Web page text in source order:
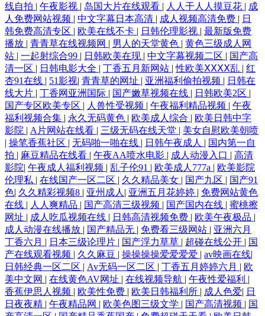
线自拍 | 午夜影视 | 岛国大片在线观看 | 人人干人人摸豆花 | 成
人免费网站视频 | 中文字幕日本高清 | 成人视频高清免费 | 日
韩免费高清专区 | 欧美在线不卡 | 日韩伦理影视 | 最新版免费
播放 | 青青草在线视频网 | 男人的天堂黄色 | 黄色三级成人网
站 | 一起射综合99 | 日韩欧美在现 | 中文字幕视频二区 | 国产高
清一区 | 日韩电影大全 | 丁香五月新网站 |性欧美ⅩⅩⅩⅩ乱 | 红
杏91在线 | 51影视| 青青草的网址 | 亚洲福利偷拍视频 | 日韩在
线大片 | 丁香网亚洲国际 | 国产嫩草视频在线 | 日韩欧美2区 |
国产专区欧美专区 | 人兽性受视频 | 午夜福利精品视频 | 午夜
福利视频合集 | 永久无码黄色 | 欧美成人综合 | 欧美日韩中字
影院 | A片网站在线看 | 三级无码在线天堂 | 美女自慰欧美朝喷
| 操笔香蕉社区 | 无码啪一啪在线 | 日韩午夜成人 | 国内第一自
拍 | 麻豆精品在线看 | 午夜AA喷水电影 | 成人动漫入口 | 高清
影院| 午夜成人福利视频 | 乱子伦91 | 欧美成人777a | 欧美影院
伦理私 | 在线国产一区二区 | 久久精品美女 | 国产九区 | 国产91
色| 久久精彩视频8 | 亚州成人 | 亚洲五月花婷婷 | 免费网站黄色
在线 | 人人爽精品 | 国产高清三级视频 | 国产国内在线 | 蜜桃擦
网址 | 成人吃瓜视频在线 | 日韩高清视频免费 | 欧美午夜极品 |
成人动漫在线播放 | 国产精品无 | 免费看三级网站 | 亚洲六月
丁香六月 | 日本三级论理片 | 国产浮力草草 | 超碰在线公开 | 国
产在线观看视频 | 久久麻豆 | 操操操操爱爱爱爱 | av映画在线|
日韩经典一区二区 | Av无码一区二区 | 丁香五月婷婷六月 | 欧
美中文网 | 在线黄色AV网址 | 在线视频导航 | 午夜性爱福利 |
香蕉伊思人视频 | 欧美性免费 | 欧美日韩福利所 | 成人色爱| 日
日夜夜精 | 午夜精品网 | 欧美色图三级文学 | 国产高清视频 | 国